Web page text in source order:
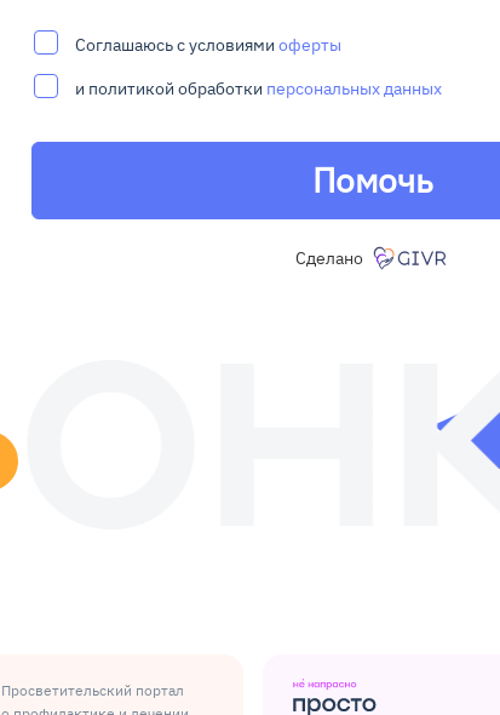
Соглашаюсь с условиями оферты
и политикой обработки персональных данных
Помочь
Сделано
Просветительский портал